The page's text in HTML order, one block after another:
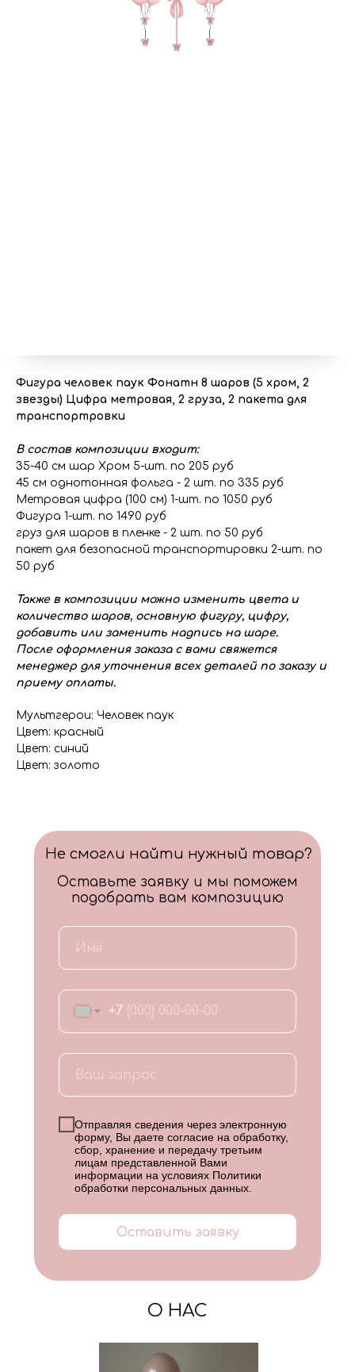
Фигура человек паук Фонатн 8 шаров (5 хром, 2
звезды) Цифра метровая, 2 груза, 2 пакета для
транспортровки
В состав композиции входит:
35-40 см шар Хром 5-шт. по 205 руб
45 см однотонная фольга - 2 шт. по 335 руб
Метровая цифра (100 см) 1-шт. по 1050 руб
Фигура 1-шт. по 1490 руб
груз для шаров в пленке - 2 шт. по 50 руб
пакет для безопасной транспортировки 2-шт. по
50 руб
Также в композиции можно изменить цвета и
количество шаров, основную фигуру, цифру,
добавить или заменить надпись на шаре.
После оформления заказа с вами свяжется
менеджер для уточнения всех деталей по заказу и
приему оплаты.
Мультгерои: Человек паук
Цвет: красный
Цвет: синий
Цвет: золото
+7
Отправляя сведения через электронную
форму, Вы даете согласие на обработку,
сбор, хранение и передачу третьим
лицам представленной Вами
информации на условиях Политики
обработки персональных данных
Оставить заявку
Не смогли найти нужный товар?
Оставьте заявку и мы поможем
подобрать вам композицию
О НАС